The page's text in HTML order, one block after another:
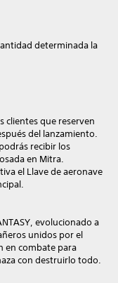
determinada la
clientes que reserven
del lanzamiento.
recibir los
en Mitra.
el Llave de aeronave
evolucionado a
unidos por el
en combate para
con destruirlo todo.